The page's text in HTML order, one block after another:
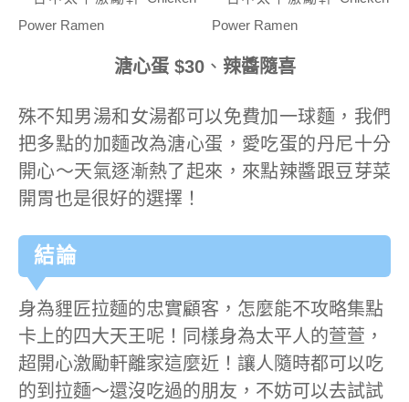
溏心蛋 $30、 辣醬隨喜
殊不知男湯和女湯都可以免費加一球麵，我們
把多點的加麵改為溏心蛋，愛吃蛋的丹尼十分
開心～天氣逐漸熱了起來，來點辣醬跟豆芽菜
開胃也是很好的選擇！
結論
身為貍匠拉麵的忠實顧客，怎麼能不攻略集點
卡上的四大天王呢！同樣身為太平人的萱萱，
超開心激勵軒離家這麼近！讓人隨時都可以吃
的到拉麵～還沒吃過的朋友，不妨可以去試試